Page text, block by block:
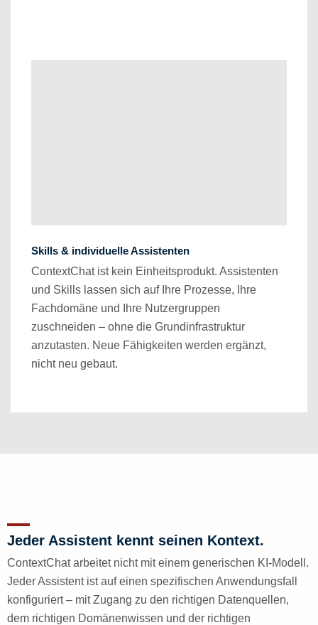
Skills & individuelle Assistenten
ContextChat ist kein Einheitsprodukt. Assistenten
und Skills lassen sich auf Ihre Prozesse, Ihre
Fachdomäne und Ihre Nutzergruppen
zuschneiden – ohne die Grundinfrastruktur
anzutasten. Neue Fähigkeiten werden ergänzt,
nicht neu gebaut.
Jeder Assistent kennt seinen Kontext.
ContextChat arbeitet nicht mit einem generischen KI-Modell.
Jeder Assistent ist auf einen spezifischen Anwendungsfall
konfiguriert – mit Zugang zu den richtigen Datenquellen,
dem richtigen Domänenwissen und der richtigen